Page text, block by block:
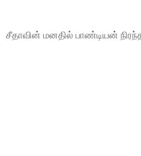
சீதாவின் மனதில் பாண்டியன்